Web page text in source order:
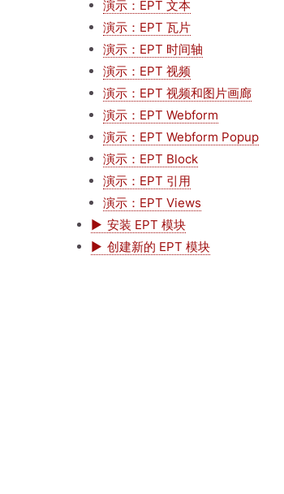
演示：EPT 文本
演示：EPT 瓦片
演示：EPT 时间轴
演示：EPT 视频
演示：EPT 视频和图片画廊
演示：EPT Webform
演示：EPT Webform Popup
演示：EPT Block
演示：EPT 引用
演示：EPT Views
安装 EPT 模块
创建新的 EPT 模块